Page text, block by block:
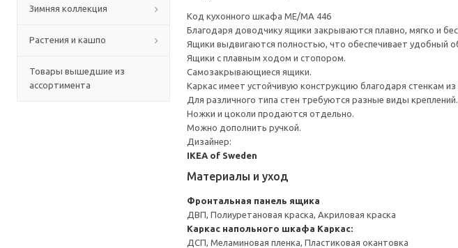
Зимняя коллекция
Растения и кашпо
Товары вышедшие из
ассортимента
Код кухонного шкафа ME/MA 446
Благодаря доводчику ящики закрываются плавно, мягко и
Ящики выдвигаются полностью, что обеспечивает удобный
Ящики с плавным ходом и стопором.
Самозакрывающиеся ящики.
Каркас имеет устойчивую конструкцию благодаря стенкам
Для различного типа стен требуются разные виды
Ножки и цоколи продаются отдельно.
Можно дополнить ручкой.
Дизайнер:
IKEA of Sweden
Материалы и уход
Фронтальная панель ящика
ДВП, Полиуретановая краска, Акриловая краска
Каркас напольного шкафа Каркас:
ДСП, Меламиновая пленка, Пластиковая окантовка